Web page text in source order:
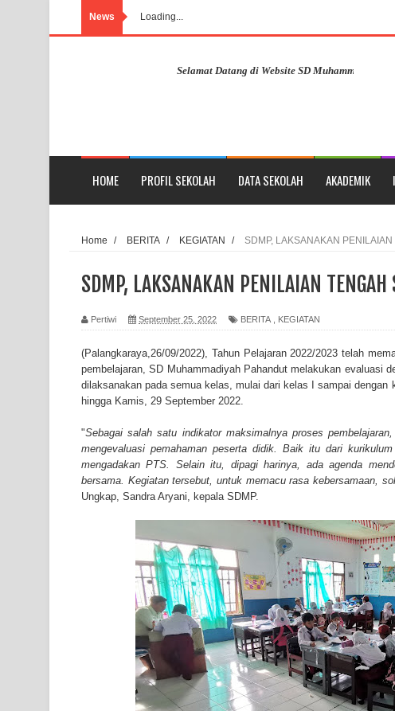
News Loading...
Selamat Datang di Website SD Muhammadiyah Pahandut
HOME PROFIL SEKOLAH DATA SEKOLAH AKADEMIK
Home / BERITA / KEGIATAN / SDMP, LAKSANAKAN
SDMP, LAKSANAKAN PENILAIAN TENGAH
Pertiwi September 25, 2022 BERITA KEGIATAN
(Palangkaraya,26/09/2022), Tahun Pelajaran 2022/2023 telah
pembelajaran, SD Muhammadiyah Pahandut melakukan evaluasi
dilaksanakan pada semua kelas, mulai dari kelas I sampai
hingga Kamis, 29 September 2022.
"Sebagai salah satu indikator maksimalnya proses
mengevaluasi pemahaman peserta didik. Baik itu dari
mengadakan PTS. Selain itu, dipagi harinya, ada agenda
bersama. Kegiatan tersebut, untuk memacu rasa kebersamaan,
Ungkap, Sandra Aryani, kepala SDMP.